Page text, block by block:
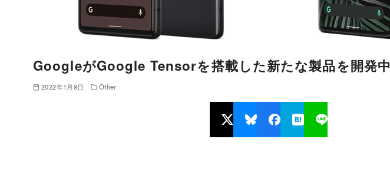
GoogleがGoogle Tensorを搭載した新たな製品を開発中
2022年1月9日 Other